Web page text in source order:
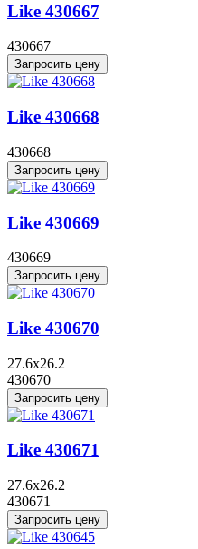
Like 430667
430667
Запросить цену
Like 430668
430668
Запросить цену
Like 430669
430669
Запросить цену
Like 430670
27.6x26.2
430670
Запросить цену
Like 430671
27.6x26.2
430671
Запросить цену